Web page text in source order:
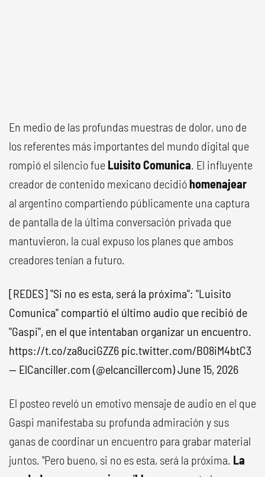
En medio de las profundas muestras de dolor, uno de
los referentes más importantes del mundo digital que
rompió el silencio fue Luisito Comunica. El influyente
creador de contenido mexicano decidió homenajear
al argentino compartiendo públicamente una captura
de pantalla de la última conversación privada que
mantuvieron, la cual expuso los planes que ambos
creadores tenían a futuro.
[REDES] "Si no es esta, será la próxima": "Luisito
Comunica" compartió el último audio que recibió de
"Gaspi", en el que intentaban organizar un encuentro.
https://t.co/za8uciGZZ6 pic.twitter.com/B08iM4btC3
— ElCanciller.com (@elcancillercom)June 15, 2026
El posteo reveló un emotivo mensaje de audio en el que
Gaspi manifestaba su profunda admiración y sus
ganas de coordinar un encuentro para grabar material
juntos. "Pero bueno, si no es esta, será la próxima. La